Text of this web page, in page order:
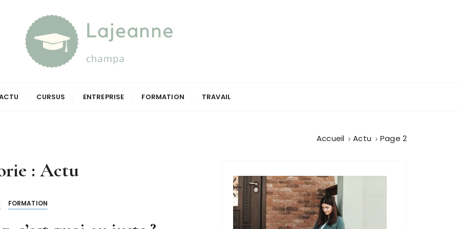
CURSUS ENTREPRISE FORMATION TRAVAIL
Accueil Actu Page 2
:Actu
FORMATION